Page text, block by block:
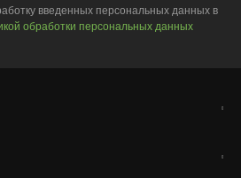
введенных персональных данных в
обработки персональных данных